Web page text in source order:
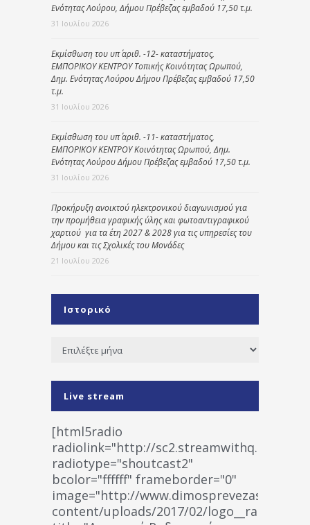
Ενότητας Λούρου, Δήμου Πρέβεζας εμβαδού 17,50 τ.μ.
31 Ιουλίου 2026
Εκμίσθωση του υπ΄ αριθ. -12- καταστήματος,
ΕΜΠΟΡΙΚΟΥ ΚΕΝΤΡΟΥ Τοπικής Κοινότητας Ωρωπού,
Δημ. Ενότητας Λούρου Δήμου Πρέβεζας εμβαδού 17,50
τ.μ.
31 Ιουλίου 2026
Εκμίσθωση του υπ΄ αριθ. -11- καταστήματος,
ΕΜΠΟΡΙΚΟΥ ΚΕΝΤΡΟΥ Κοινότητας Ωρωπού, Δημ.
Ενότητας Λούρου Δήμου Πρέβεζας εμβαδού 17,50 τ.μ.
31 Ιουλίου 2026
Προκήρυξη ανοικτού ηλεκτρονικού διαγωνισμού για
την προμήθεια γραφικής ύλης και φωτοαντιγραφικού
χαρτιού για τα έτη 2027 & 2028 για τις υπηρεσίες του
Δήμου και τις Σχολικές του Μονάδες
21 Ιουλίου 2026
Ιστορικό
Ιστορικό
Live stream
[html5radio
radiolink="http://
radiotype="shoutcast2"
bcolor="ffffff" frameborder="0"
image="http://www.dimosprevezas.gr/wp-
content/uploads/2017/02/